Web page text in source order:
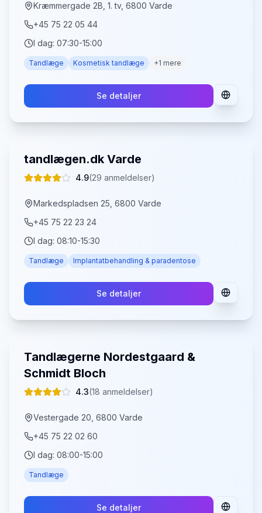
Kræmmergade 2B, 1. tv, 6800 Varde
+45 75 22 05 44
I dag: 07:30-15:00
Tandlæge Kosmetisk tandlæge +1 mere
Se detaljer
tandlægen.dk Varde
4.9(29 anmeldelser)
Markedspladsen 25, 6800 Varde
+45 75 22 23 24
I dag: 08:10-15:30
Tandlæge Implantatbehandling & paradentose
Se detaljer
Tandlægerne Nordestgaard &
Schmidt Bloch
4.3(18 anmeldelser)
Vestergade 20, 6800 Varde
+45 75 22 02 60
I dag: 08:00-15:00
Tandlæge
Se detaljer